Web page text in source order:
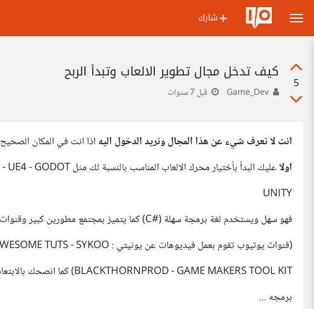
شارك
5
كيف تدخل مجال تطوير الالعاب وتبدأ الربح
قبل 7 سنوات
انت لا تعرف شيء عن هذا المجال وتريد الدخول اليه اذا انت في المكان الصحيح
اولاعليك البدأ بأختيار محرك الالعاب المناسب بالنسبة لك مثل UNITY - UE4 - GODOT الخ ... وانصحك بمحرك
UNITY
فهو سهل ويستخدم لغة برمجة سهلة (#C) كما يتميز بمجتمع مطورين كبير وقنوات اليوتيوب تتهافت لشرح كيفية استخدامه
(قنوات يوتيوب تقوم بعمل فيديوهات عن يونيتي : BRACKEYS - AWESOME TUTS - SYKOO -
BLACKTHORNPROD - GAME MAKERS TOOL KIT) كما انصحك بالابتعاد عن محركات الالعاب التي لا تستعمل لغة
برمجه ...